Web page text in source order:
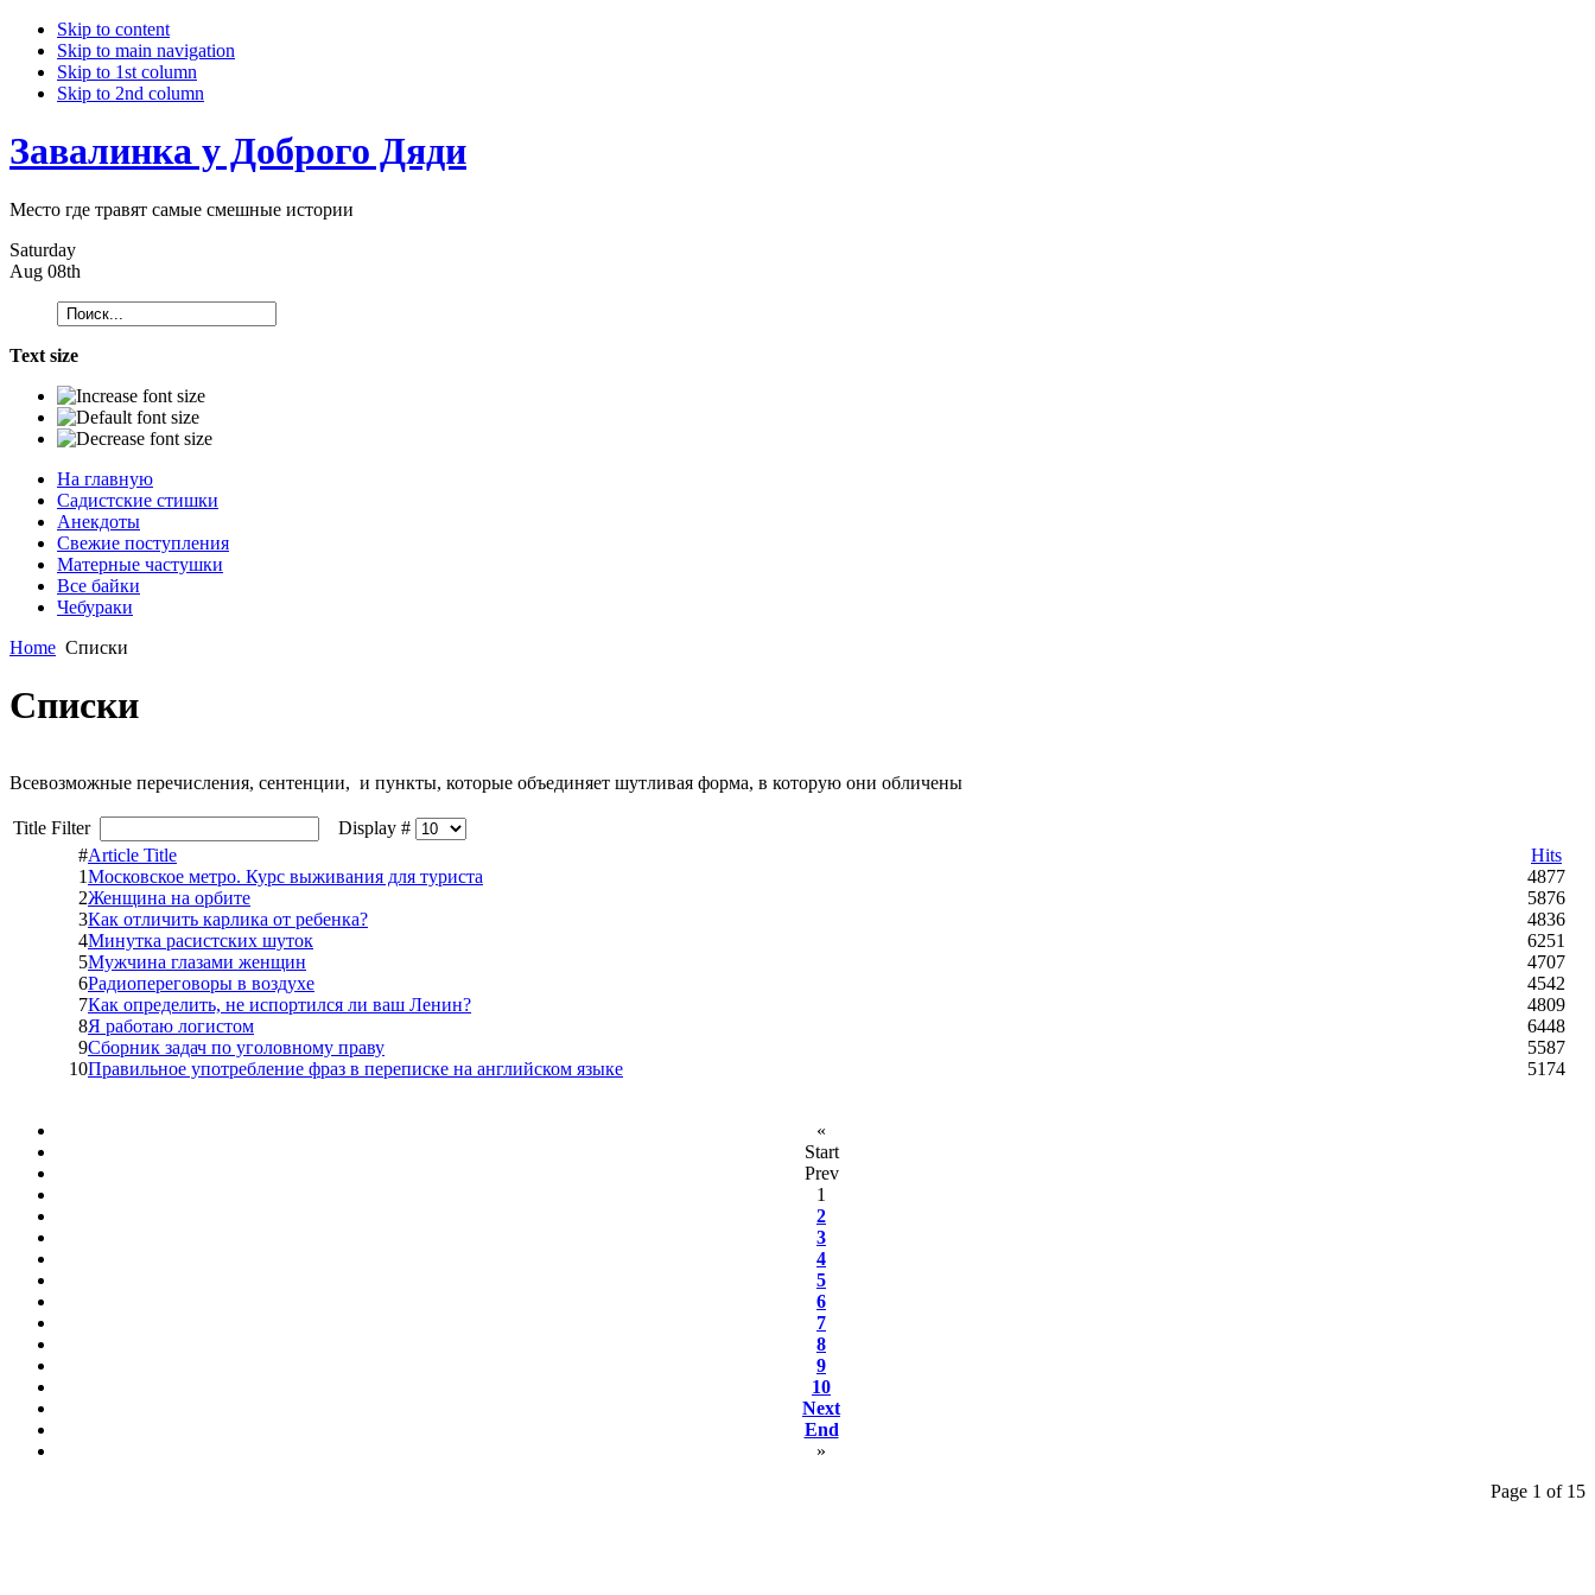
Skip to content
Skip to main navigation
Skip to 1st column
Skip to 2nd column
Завалинка у Доброго Дяди
Место где травят самые смешные истории
Saturday
Aug 08th
Text size
На главную
Садистские стишки
Анекдоты
Свежие поступления
Матерные частушки
Все байки
Чебураки
Home Списки
Списки
Всевозможные перечисления, сентенции, и пункты, которые объединяет шутливая форма, в которую они обличены
Title Filter
Display #
#Article Title
Hits
1Московское метро. Курс выживания для туриста
4877
2Женщина на орбите
5876
3Как отличить карлика от ребенка?
4836
4Минутка расистских шуток
6251
5Мужчина глазами женщин
4707
6Радиопереговоры в воздухе
4542
7Как определить, не испортился ли ваш Ленин?
4809
8Я работаю логистом
6448
9Сборник задач по уголовному праву
5587
10Правильное употребление фраз в переписке на английском языке 5174
«
Start
Prev
1
2
3
4
5
6
7
8
9
10
Next
End
»
Page 1 of 15